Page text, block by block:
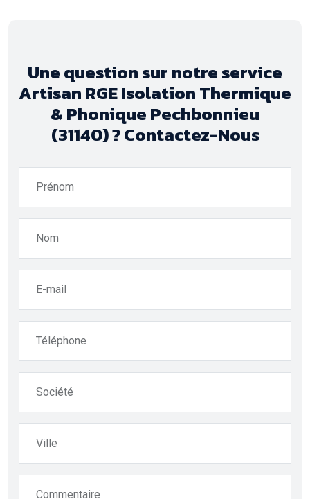
Une question sur notre service
Artisan RGE Isolation Thermique
& Phonique Pechbonnieu
(31140) ? Contactez-Nous
Prénom
Nom
E-mail
Téléphone
Société
Ville
Commentaire